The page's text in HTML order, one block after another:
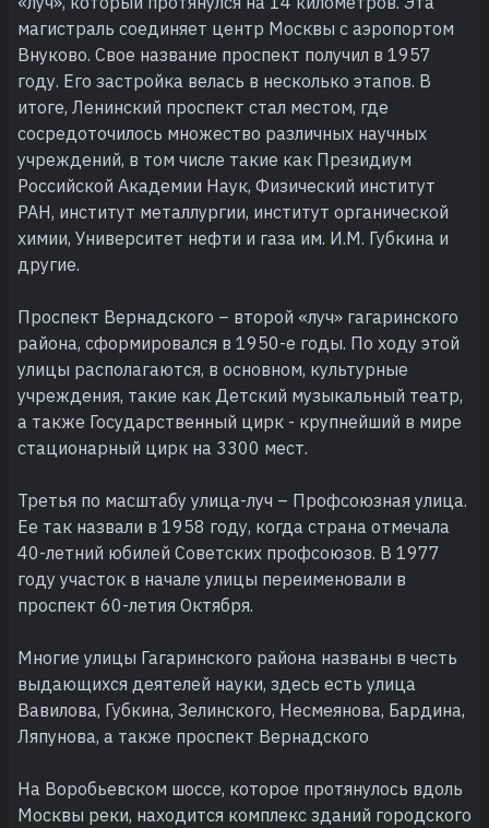
магистраль соединяет центр Москвы с аэропортом
Внуково. Свое название проспект получил в 1957
году. Его застройка велась в несколько этапов. В
итоге, Ленинский проспект стал местом, где
сосредоточилось множество различных научных
учреждений, в том числе такие как Президиум
Российской Академии Наук, Физический институт
РАН, институт металлургии, институт органической
химии, Университет нефти и газа им. И.М. Губкина и
другие.
Проспект Вернадского – второй «луч» гагаринского
района, сформировался в 1950-е годы. По ходу этой
улицы располагаются, в основном, культурные
учреждения, такие как Детский музыкальный театр,
а также Государственный цирк - крупнейший в мире
стационарный цирк на 3300 мест.
Третья по масштабу улица-луч – Профсоюзная улица.
Ее так назвали в 1958 году, когда страна отмечала
40-летний юбилей Советских профсоюзов. В 1977
году участок в начале улицы переименовали в
проспект 60-летия Октября.
Многие улицы Гагаринского района названы в честь
выдающихся деятелей науки, здесь есть улица
Вавилова, Губкина, Зелинского, Несмеянова, Бардина,
Ляпунова, а также проспект Вернадского
На Воробьевском шоссе, которое протянулось вдоль
Москвы реки, находится комплекс зданий городского